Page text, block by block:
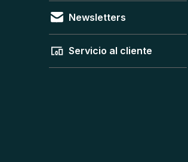
Newsletters
Servicio al cliente